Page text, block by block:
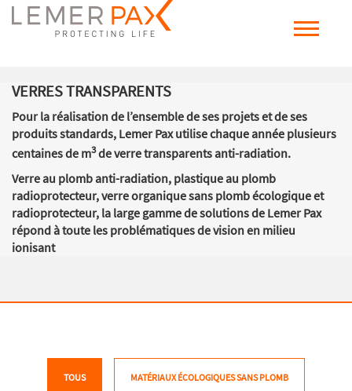
VERRES TRANSPARENTS
Pour la réalisation de l’ensemble de ses projets et de ses
produits standards, Lemer Pax utilise chaque année plusieurs
centaines de m3de verre transparents anti-radiation.
Verre au plomb anti-radiation, plastique au plomb
radioprotecteur, verre organique sans plomb écologique et
radioprotecteur, la large gamme de solutions de Lemer Pax
répond à toute les problématiques de vision en milieu
ionisant
TOUS MATÉRIAUX ÉCOLOGIQUES SANS PLOMB